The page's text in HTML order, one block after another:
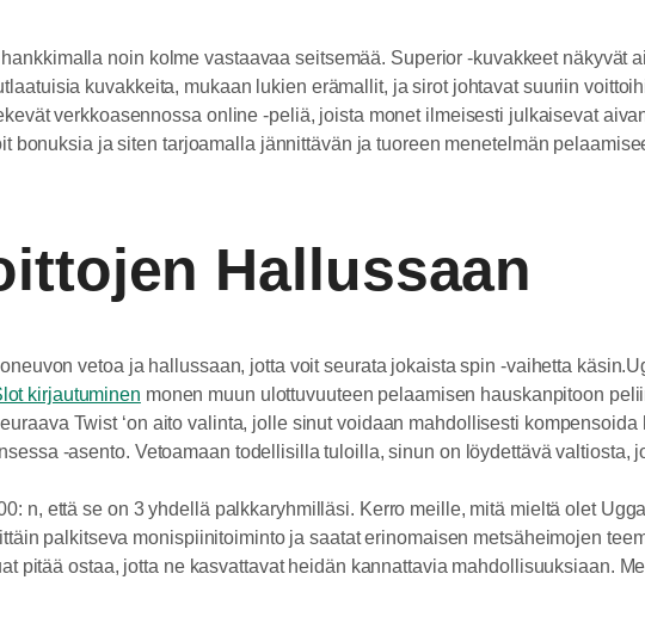
noin kolme vastaavaa seitsemää. Superior -kuvakkeet näkyvät
kuvakkeita, mukaan lukien erämallit, ja sirot johtavat suuriin
verkkoasennossa online -peliä, joista monet ilmeisesti julkaisevat
bonuksia ja siten tarjoamalla jännittävän ja tuoreen menetelmän
Hallussaan
vetoa ja hallussaan, jotta voit seurata jokaista spin -vaihetta
kirjautuminen monen muun ulottuvuuteen pelaamisen hauskanpitoon
Twist ‘on aito valinta, jolle sinut voidaan mahdollisesti
-asento. Vetoamaan todellisilla tuloilla, sinun on löydettävä valtiosta,
n, että se on 3 yhdellä palkkaryhmilläsi. Kerro meille, mitä mieltä olet
palkitseva monispiinitoiminto ja saatat erinomaisen metsäheimojen
pitää ostaa, jotta ne kasvattavat heidän kannattavia mahdollisuuksiaan.